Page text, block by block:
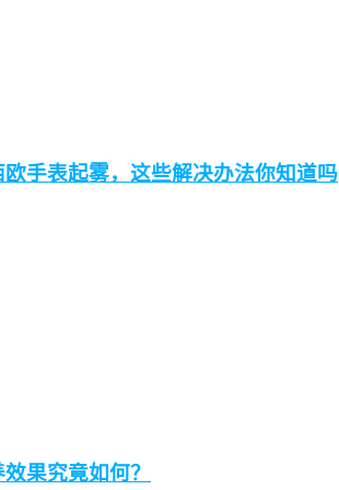
手表起雾，这些解决办法你知道吗
果究竟如何？